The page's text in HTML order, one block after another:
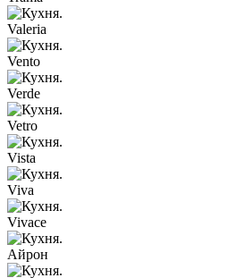
Valeria
Vento
Verde
Vetro
Vista
Viva
Vivace
Айрон